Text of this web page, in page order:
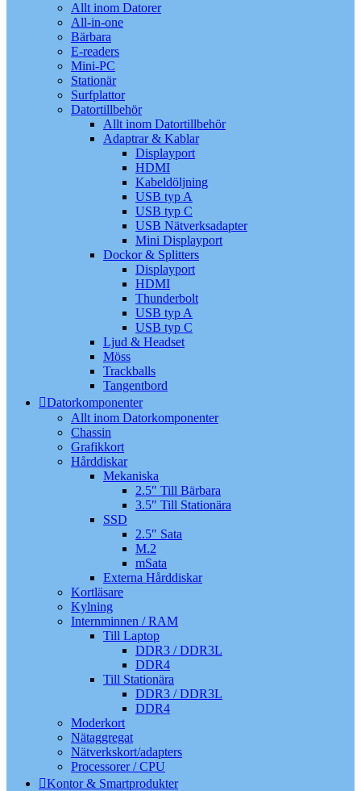
Allt inom Datorer
All-in-one
Bärbara
E-readers
Mini-PC
Stationär
Surfplattor
Datortillbehör
Allt inom Datortillbehör
Adaptrar & Kablar
Displayport
HDMI
Kabeldöljning
USB typ A
USB typ C
USB Nätverksadapter
Mini Displayport
Dockor & Splitters
Displayport
HDMI
Thunderbolt
USB typ A
USB typ C
Ljud & Headset
Möss
Trackballs
Tangentbord
Datorkomponenter
Allt inom Datorkomponenter
Chassin
Grafikkort
Hårddiskar
Mekaniska
2.5″ Till Bärbara
3.5″ Till Stationära
SSD
2.5″ Sata
M.2
mSata
Externa Hårddiskar
Kortläsare
Kylning
Internminnen / RAM
Till Laptop
DDR3 / DDR3L
DDR4
Till Stationära
DDR3 / DDR3L
DDR4
Moderkort
Nätaggregat
Nätverkskort/adapters
Processorer / CPU
Kontor & Smartprodukter